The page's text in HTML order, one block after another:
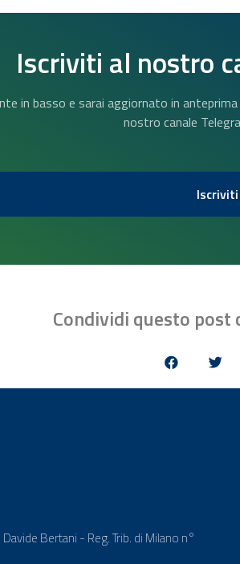
Iscriviti al nostro
in basso e sarai aggiornato in
nostro canale
Iscriviti
Condividi questo post
Bertani - Reg. Trib. di Milano n°